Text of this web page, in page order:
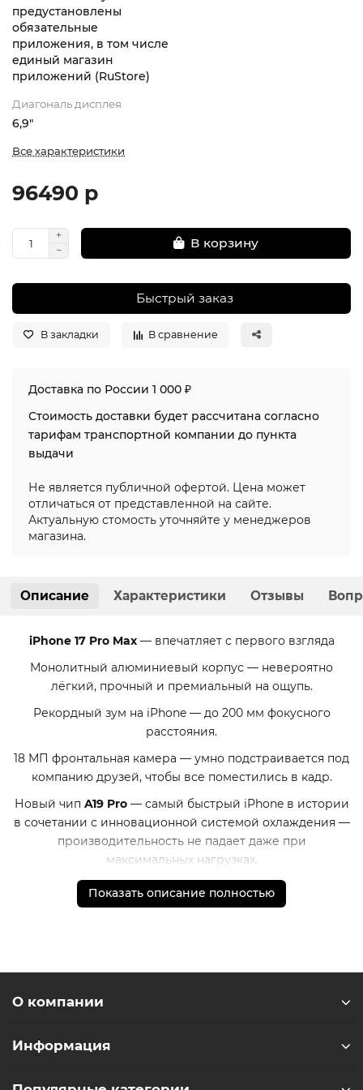
предустановлены
обязательные
приложения, в том числе
единый магазин
приложений (RuStore)
Диагональ дисплея
6,9"
Все характеристики
96490 р
В корзину
Быстрый заказ
В закладки В сравнение
Доставка по России 1 000 ₽
Стоимость доставки будет рассчитана согласно
тарифам транспортной компании до пункта
выдачи
Не является публичной офертой. Цена может
отличаться от представленной на сайте.
Актуальную стомость уточняйте у менеджеров
магазина.
Описание Характеристики Отзывы
iPhone 17 Pro Max— впечатляет с первого взгляда
Монолитный алюминиевый корпус — невероятно
лёгкий, прочный и премиальный на ощупь.
Рекордный зум на iPhone — до 200 мм фокусного
расстояния.
18 МП фронтальная камера — умно подстраивается под
компанию друзей, чтобы все поместились в кадр.
Новый чип A19 Pro — самый быстрый iPhone в истории
в сочетании с инновационной системой охлаждения —
производительность не падает даже при
максимальных нагрузках.
Новый внутренний дизайн позволил увеличить
iPhone 17 Pro Maxработает на4часа дольше,
iPhone 17 Pro Max— это стиль, эмоции и технологии
будущего, уместившиеся в вашей ладони.
порядок доставки и оплаты необходимо уточнять у
Показать описание полностью
О компании
Информация